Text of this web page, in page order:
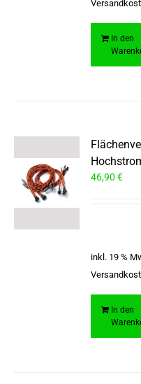
In den
46,90€
inkl. 19 %
In den